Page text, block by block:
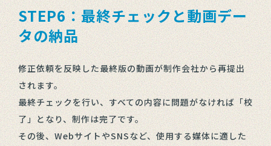
STEP6：最終チェックと動画デー
タの納品
修正依頼を反映した最終版の動画が制作会社から再提出
されます。
最終チェックを行い、すべての内容に問題がなければ「校
了」となり、制作は完了です。
その後、WebサイトやSNSなど、使用する媒体に適した